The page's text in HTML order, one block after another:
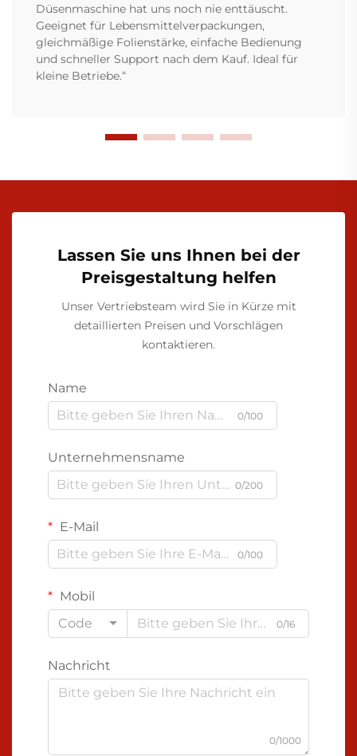
Düsenmaschine hat uns noch nie enttäuscht.
Geeignet für Lebensmittelverpackungen,
gleichmäßige Folienstärke, einfache Bedienung
und schneller Support nach dem Kauf. Ideal für
kleine Betriebe.“
Lassen Sie uns Ihnen bei der
Preisgestaltung helfen
Unser Vertriebsteam wird Sie in Kürze mit
detaillierten Preisen und Vorschlägen
kontaktieren.
Name
0/100
Unternehmensname
0/200
E-Mail
0/100
Mobil
Code
0/16
Nachricht
0/1000